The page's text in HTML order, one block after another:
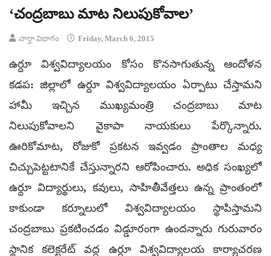
‘చంద్రబాబు మాట నిలుపుకోవాల’
వార్తా విభాగం Friday, March 6, 2015
ఉర్దూ విశ్వవిద్యాలయం కోసం కొనసాగుతున్న ఆందోళన
కడప: జిల్లాలో ఉర్దూ విశ్వవిద్యాలయం ఏర్పాటు చేస్తామని
హామీ ఇచ్చిన ముఖ్యమంత్రి చంద్రబాబు మాట
నిలుపుకోవాలని వైకాపా నాయకులు పేర్కొన్నారు.
ఊరికోమాట, రోజుకో ప్రకటన ఇవ్వడం ప్రాంతాల మధ్య
చిచ్చుపెట్టటానికే చేస్తున్నారని ఆరోపించారు. అధిక సంఖ్యలో
ఉర్దూ విద్యార్థులు, కవులు, సాహితీవేత్తలు ఉన్న ప్రాంతంలో
కాకుండా కర్నూలులో విశ్వవిద్యాలయం స్థాపిస్తామని
చంద్రబాబు ప్రకటించడం విడ్డూరంగా ఉందన్నారు గురువారం
స్థానిక కలెక్టరేట్ వద్ద ఉర్దూ విశ్వవిద్యాలయ కార్యాచరణ